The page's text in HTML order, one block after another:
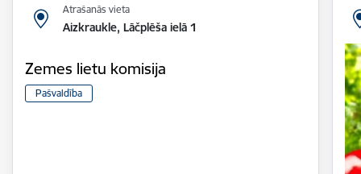
Atrašanās vieta
Aizkraukle, Lāčplēša ielā 1
Zemes lietu komisija
Pašvaldība